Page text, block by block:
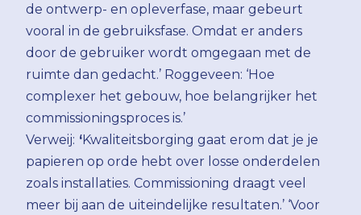
de ontwerp- en opleverfase, maar gebeurt
vooral in de gebruiksfase. Omdat er anders
door de gebruiker wordt omgegaan met de
ruimte dan gedacht.’ Roggeveen: ‘Hoe
complexer het gebouw, hoe belangrijker het
commissioningsproces is.’
Verweij: ‘Kwaliteitsborging gaat erom dat je je
papieren op orde hebt over losse onderdelen
zoals installaties. Commissioning draagt veel
meer bij aan de uiteindelijke resultaten.’ ‘Voor